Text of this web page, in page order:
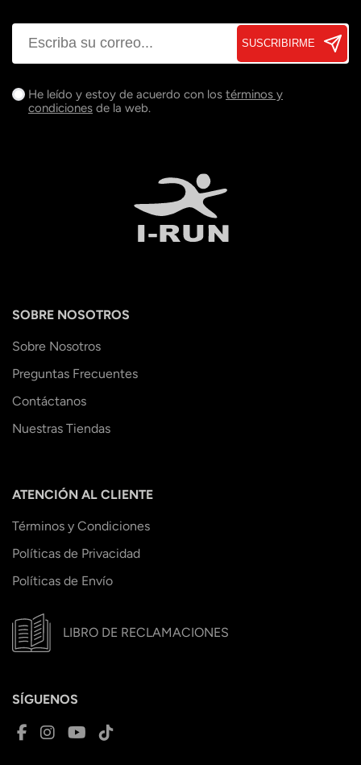
SUSCRIBIRME
He leído y estoy de acuerdo con los términos y
condiciones de la web.
SOBRE NOSOTROS
Sobre Nosotros
Preguntas Frecuentes
Contáctanos
Nuestras Tiendas
ATENCIÓN AL CLIENTE
Términos y Condiciones
Políticas de Privacidad
Políticas de Envío
LIBRO DE RECLAMACIONES
SÍGUENOS